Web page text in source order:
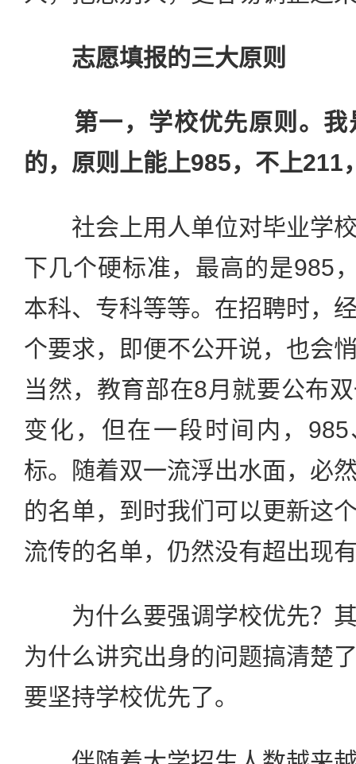
志愿填报的三大原则
第一，学校优先原则。
的，原则上能上985，不上211
社会上用人单位对毕业学校
下几个硬标准，最高的是985
本科、专科等等。在招聘时，
个要求，即便不公开说，也会
当然，教育部在8月就要公布
变化，但在一段时间内，
标。随着双一流浮出水面，必
的名单，到时我们可以更新这
流传的名单，仍然没有超出现
为什么要强调学校优先？其
为什么讲究出身的问题搞清楚
要坚持学校优先了。